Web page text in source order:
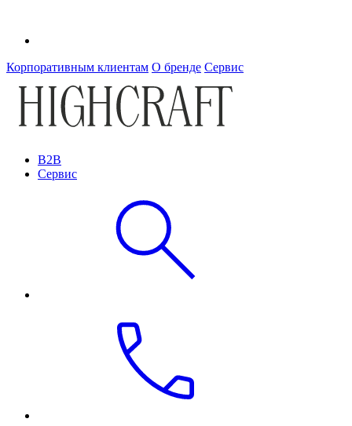
Корпоративным клиентам О бренде Сервис
B2B
Сервис